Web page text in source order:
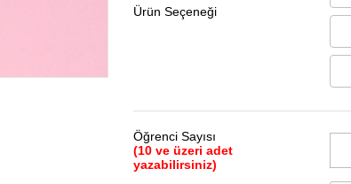
Ürün Seçeneği
Öğrenci Sayısı
(10 ve üzeri adet
yazabilirsiniz)